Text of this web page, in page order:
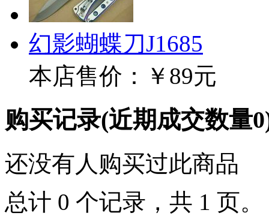
幻影蝴蝶刀J1685
本店售价：
￥89元
购买记录(近期成交数量0
还没有人购买过此商品
总计 0 个记录，共 1 页。